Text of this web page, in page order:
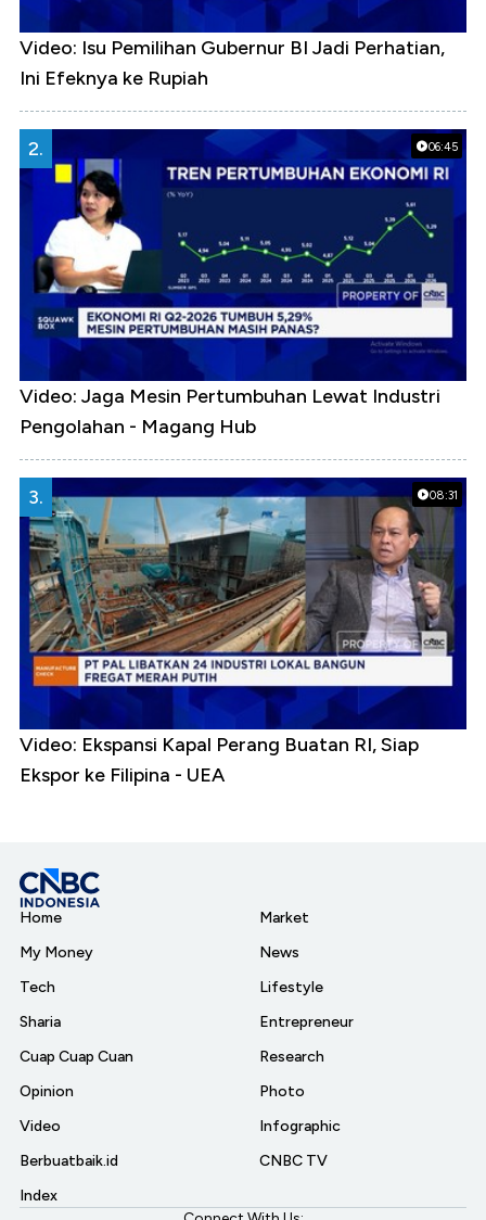
Video: Isu Pemilihan Gubernur BI Jadi Perhatian,
Ini Efeknya ke Rupiah
06:45
2.
Video: Jaga Mesin Pertumbuhan Lewat Industri
Pengolahan - Magang Hub
08:31
3.
Video: Ekspansi Kapal Perang Buatan RI, Siap
Ekspor ke Filipina - UEA
Home
My Money
Tech
Sharia
Cuap Cuap Cuan
Opinion
Video
Berbuatbaik.id
Index
Market
News
Lifestyle
Entrepreneur
Research
Photo
Infographic
CNBC TV